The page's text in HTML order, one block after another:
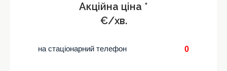
Акційна ціна *
€/хв.
на стаціонарний телефон 0